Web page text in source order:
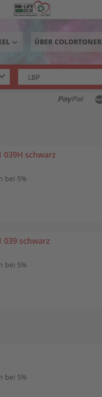
keyboard_arrow_down ÜBER COLORTONER
039H schwarz
bei 5%
039 schwarz
bei 5%
bei 5%